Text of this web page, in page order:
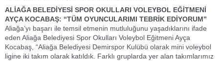
ALİAĞA BELEDİYESİ SPOR OKULLARI VOLEYBOL EĞİTMENİ
AYÇA KOCABAŞ: “TÜM OYUNCULARIMI TEBRİK EDİYORUM”
Aliağa’yı başarı ile temsil etmenin mutluluğunu yaşadıklarını ifade
eden Aliağa Belediyesi Spor Okulları Voleybol Eğitmeni Ayça
Kocabaş, “Aliağa Belediyesi Demirspor Kulübü olarak mini voleybol
ligine iki takım olarak katıldık. Farklı gruplarda yer alan takımlarımız